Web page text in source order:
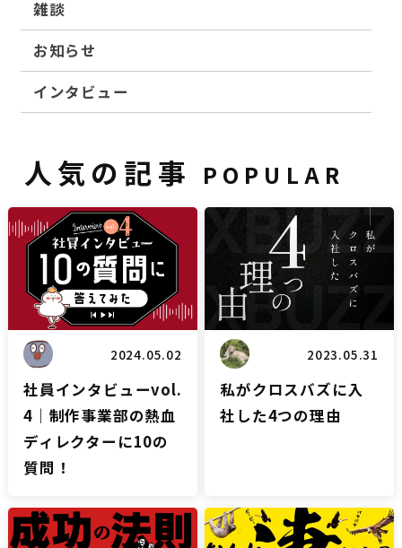
雑談
お知らせ
インタビュー
人気の記事 POPULAR
雑談
2024.05.02
社員インタビューvol.
4｜制作事業部の熱血
ディレクターに10の
質問！
ブログ
2023.05.31
私がクロスバズに入
社した4つの理由
リスティングブログ LPブログ